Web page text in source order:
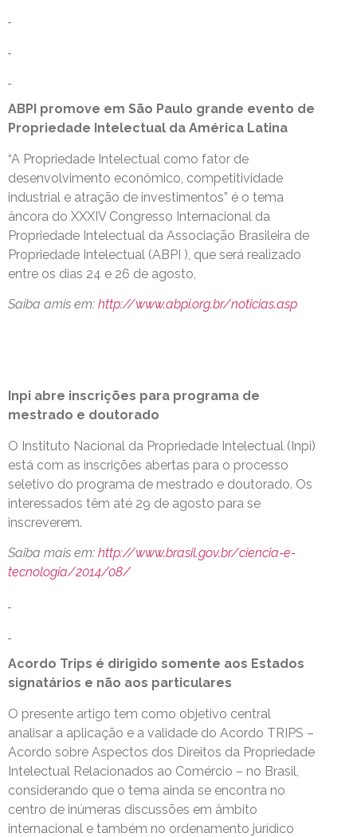
ABPI promove em São Paulo grande evento de
Propriedade Intelectual da América Latina
“A Propriedade Intelectual como fator de
desenvolvimento econômico, competitividade
industrial e atração de investimentos” é o tema
âncora do XXXIV Congresso Internacional da
Propriedade Intelectual da Associação Brasileira de
Propriedade Intelectual (ABPI ), que será realizado
entre os dias 24 e 26 de agosto,
Saiba amis em: http://www.abpi.org.br/noticias.asp
Inpi abre inscrições para programa de
mestrado e doutorado
O Instituto Nacional da Propriedade Intelectual (Inpi)
está com as inscrições abertas para o processo
seletivo do programa de mestrado e doutorado. Os
interessados têm até 29 de agosto para se
inscreverem.
Saiba mais em: http://www.brasil.gov.br/ciencia-e-
tecnologia/2014/08/
Acordo Trips é dirigido somente aos Estados
signatários e não aos particulares
O presente artigo tem como objetivo central
analisar a aplicação e a validade do Acordo TRIPS –
Acordo sobre Aspectos dos Direitos da Propriedade
Intelectual Relacionados ao Comércio – no Brasil,
considerando que o tema ainda se encontra no
centro de inúmeras discussões em âmbito
internacional e também no ordenamento jurídico